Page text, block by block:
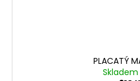
PLACATÝ
Skladem